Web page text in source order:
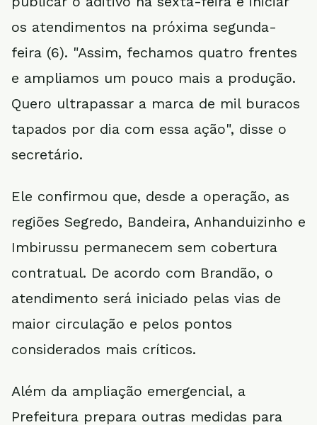
os atendimentos na próxima segunda-
feira (6). "Assim, fechamos quatro frentes
e ampliamos um pouco mais a produção.
Quero ultrapassar a marca de mil buracos
tapados por dia com essa ação", disse o
secretário.
Ele confirmou que, desde a operação, as
regiões Segredo, Bandeira, Anhanduizinho e
Imbirussu permanecem sem cobertura
contratual. De acordo com Brandão, o
atendimento será iniciado pelas vias de
maior circulação e pelos pontos
considerados mais críticos.
Além da ampliação emergencial, a
Prefeitura prepara outras medidas para